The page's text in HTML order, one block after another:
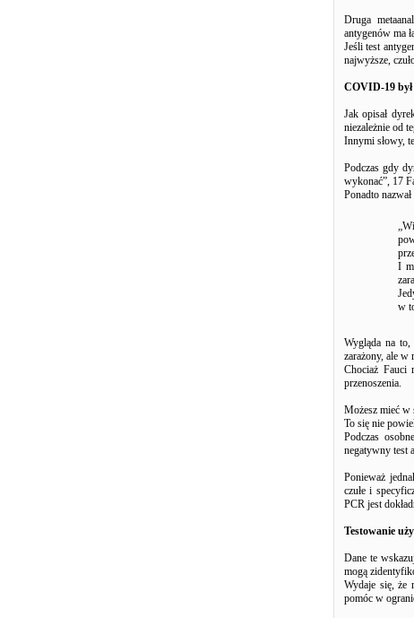
Druga
antygenów ma
Jeśli test
najwyższe,
COVID-19
Jak opisał
niezależnie od
Innymi słowy,
Podczas gdy
wykonać”, 17
Ponadto
I
w
Wygląda na to,
zarażony, ale w
Chociaż Fauci
przenoszenia.
Możesz mieć w
To się nie
Podczas
negatywny test
Ponieważ
czułe i
PCR jest
Testowanie
Dane te
mogą
Wydaje się, że
pomóc w